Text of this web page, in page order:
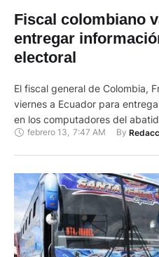
Fiscal colombiano
entregar
electoral
El fiscal general de Colombia,
viernes a Ecuador para
en los computadores del
tiene que ver con la campaña
febrero 13, 7:47 AM By